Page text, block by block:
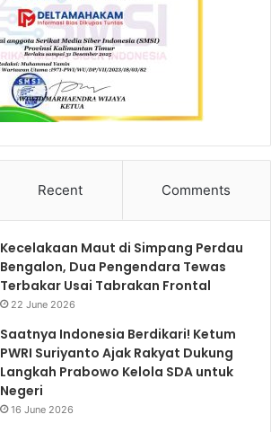
Recent Comments
Kecelakaan Maut di Simpang Perdau
Bengalon, Dua Pengendara Tewas
Terbakar Usai Tabrakan Frontal
22 June 2026
Saatnya Indonesia Berdikari! Ketum
PWRI Suriyanto Ajak Rakyat Dukung
Langkah Prabowo Kelola SDA untuk
Negeri
16 June 2026